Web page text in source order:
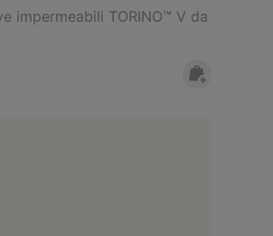
impermeabili TORINO™ V da